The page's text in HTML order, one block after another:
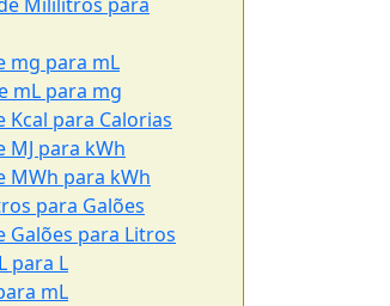
mg para mL
mL para mg
Kcal para Calorias
MJ para kWh
MWh para kWh
para Galões
Galões para Litros
para L
mL